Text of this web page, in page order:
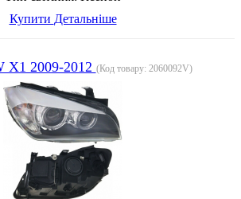
Купити Детальніше
X1 2009-2012 (Код товару: 2060092V)